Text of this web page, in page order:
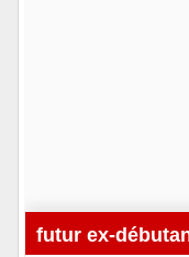
futur ex-